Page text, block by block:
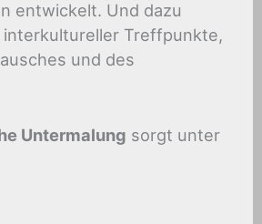
entwickelt. Und dazu
Treffpunkte,
und des
Untermalung sorgt unter